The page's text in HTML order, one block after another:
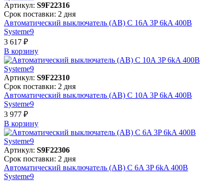
Артикул: S9F22316
Срок поставки: 2 дня
Автоматический выключатель (АВ) C 16A 3P 6kA 400В
Systeme9
3 617 ₽
В корзинy
Артикул: S9F22310
Срок поставки: 2 дня
Автоматический выключатель (АВ) C 10A 3P 6kA 400В
Systeme9
3 977 ₽
В корзинy
Артикул: S9F22306
Срок поставки: 2 дня
Автоматический выключатель (АВ) C 6A 3P 6kA 400В
Systeme9